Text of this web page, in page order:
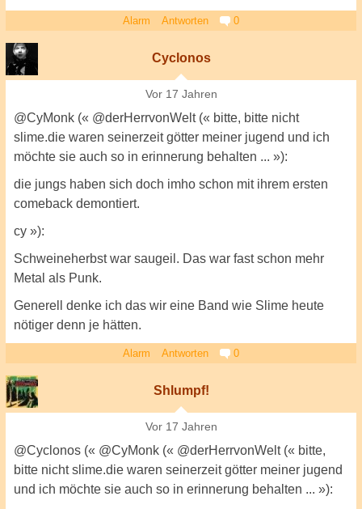
Alarm Antworten 0
Cyclonos
Vor 17 Jahren
@CyMonk (« @derHerrvonWelt (« bitte, bitte nicht
slime.die waren seinerzeit götter meiner jugend und ich
möchte sie auch so in erinnerung behalten ... »):
die jungs haben sich doch imho schon mit ihrem ersten
comeback demontiert.
cy »):
Schweineherbst war saugeil. Das war fast schon mehr
Metal als Punk.
Generell denke ich das wir eine Band wie Slime heute
nötiger denn je hätten.
Alarm Antworten 0
Shlumpf!
Vor 17 Jahren
@Cyclonos (« @CyMonk (« @derHerrvonWelt (« bitte,
bitte nicht slime.die waren seinerzeit götter meiner jugend
und ich möchte sie auch so in erinnerung behalten ... »):